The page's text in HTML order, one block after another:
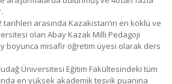
tarihleri arasında Kazakistan’ın en köklü ve
olan Abay Kazak Milli Pedagoji
boyunca misafir öğretim üyesi olarak ders
Üniversitesi Eğitim Fakültesindeki tüm
en yüksek akademik teşvik puanına